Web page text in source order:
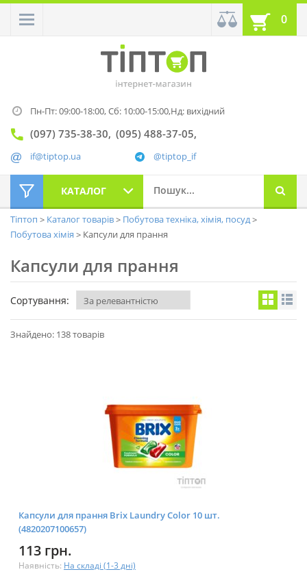
0
Пн-Пт: 09:00-18:00,Сб: 10:00-15:00,Нд: вихідний
(097) 735-38-30 (095) 488-37-05
@tiptop_if
if@tiptop.ua
КАТАЛОГ
Тіптоп Каталог товарів
Побутова техніка, хімія, посуд
Побутова хімія
Капсули для прання
Капсули для прання
Сортування:
Знайдено: 138 товарів
Капсули для прання Brix Laundry Color 10 шт.
(4820207100657)
113 грн.
Наявність: На складі (1-3 дні)